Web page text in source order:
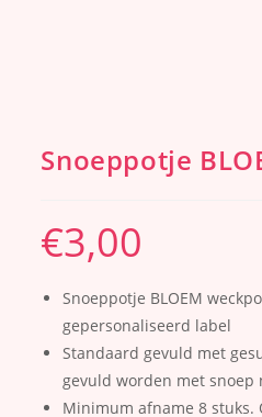
Snoeppotje
€3,00
Snoeppotje BLOEM
gepersonaliseerd label
Standaard gevuld met
gevuld worden met snoep
Minimum afname 8 stuks.